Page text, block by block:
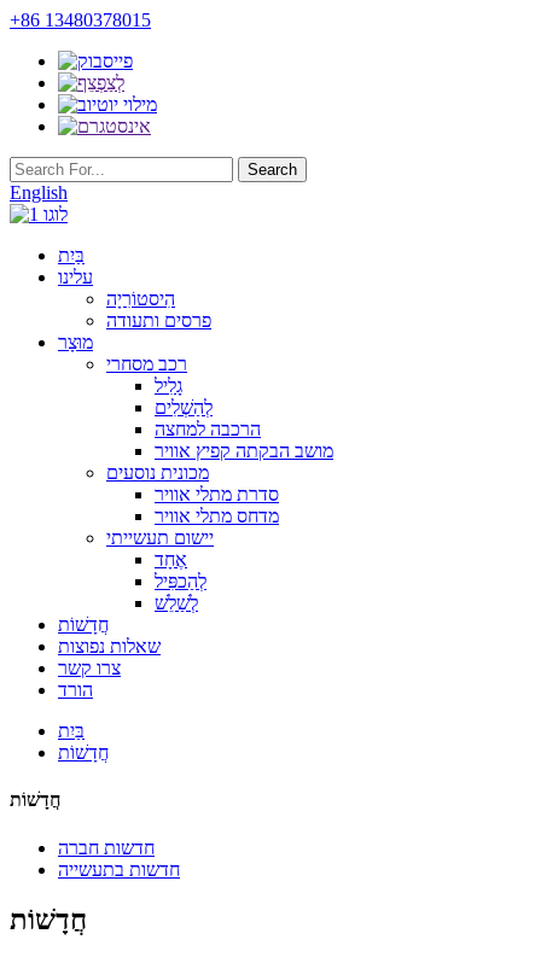
+86 13480378015
English
בַּיִת
עלינו
הִיסטוֹרִיָה
פרסים ותעודה
מוּצָר
רכב מסחרי
גָלִיל
לְהַשְׁלִים
הרכבה למחצה
מושב הבקתה קפיץ אוויר
מכונית נוסעים
סדרת מתלי אוויר
מדחס מתלי אוויר
יישום תעשייתי
אֶחָד
לְהַכפִּיל
לְשַׁלֵשׁ
חֲדָשׁוֹת
שאלות נפוצות
צרו קשר
הורד
בַּיִת
חֲדָשׁוֹת
חֲדָשׁוֹת
חדשות חברה
חדשות בתעשייה
חֲדָשׁוֹת